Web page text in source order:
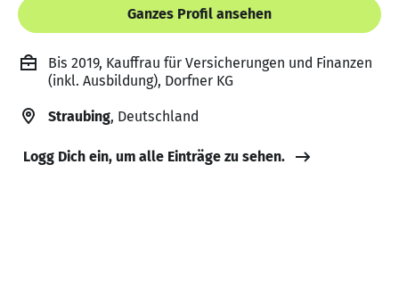
Ganzes Profil ansehen
Bis 2019, Kauffrau für Versicherungen und Finanzen
(inkl. Ausbildung), Dorfner KG
Straubing, Deutschland
Logg Dich ein, um alle Einträge zu sehen.